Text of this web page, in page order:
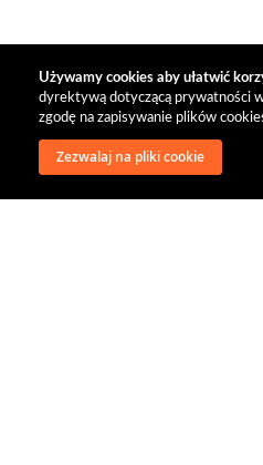
Używamy cookies aby ułatwić
dyrektywą dotyczącą prywatności
zgodę na zapisywanie plików
Zezwalaj na pliki cookie